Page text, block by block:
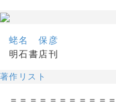
蛯名 保彦
明石書店刊
著作リスト
＝＝＝＝＝＝＝＝＝＝